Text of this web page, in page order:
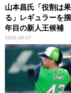
山本昌氏「役割は
る」レギュラーを
年目の新人王候補
2026.08.07